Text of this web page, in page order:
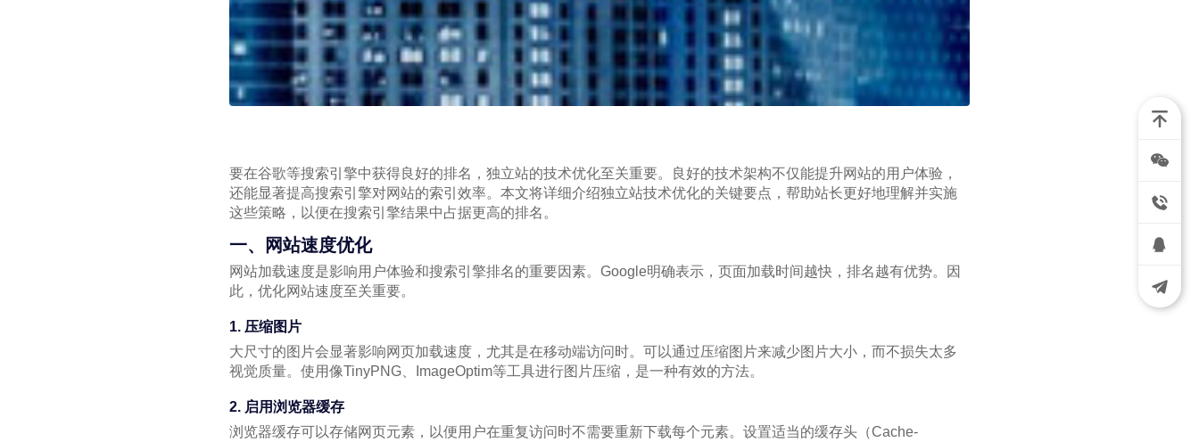
要在谷歌等搜索引擎中获得良好的排名，独立站的技术优化至关重要。良好的技术架构不仅能提升网站的用户体验，
还能显著提高搜索引擎对网站的索引效率。本文将详细介绍独立站技术优化的关键要点，帮助站长更好地理解并实施
这些策略，以便在搜索引擎结果中占据更高的排名。
一、网站速度优化
网站加载速度是影响用户体验和搜索引擎排名的重要因素。Google明确表示，页面加载时间越快，排名越有优势。因
此，优化网站速度至关重要。
1. 压缩图片
大尺寸的图片会显著影响网页加载速度，尤其是在移动端访问时。可以通过压缩图片来减少图片大小，而不损失太多
视觉质量。使用像TinyPNG、ImageOptim等工具进行图片压缩，是一种有效的方法。
2. 启用浏览器缓存
浏览器缓存可以存储网页元素，以便用户在重复访问时不需要重新下载每个元素。设置适当的缓存头（Cache-